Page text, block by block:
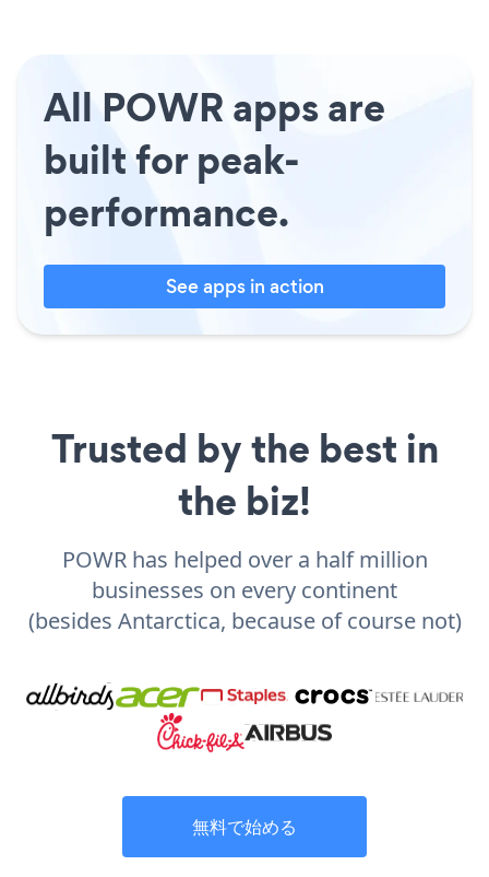
All POWR apps are
built for peak-
performance.
See apps in action
Trusted by the best in
the biz!
POWR has helped over a half million
businesses on every continent
(besides Antarctica, because of course not)
無料で始める